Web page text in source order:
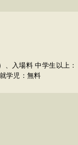
、入場料 中学生以上：
学児：無料